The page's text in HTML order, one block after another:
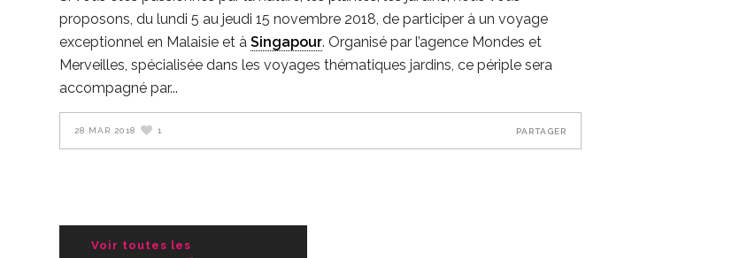
proposons, du lundi 5 au jeudi 15 novembre 2018, de participer à un voyage
exceptionnel en Malaisie et àSingapour. Organisé par l’agence Mondes et
Merveilles, spécialisée dans les voyages thématiques jardins, ce périple sera
accompagné par
28 MAR 2018 1 PARTAGER
Voir toutes les